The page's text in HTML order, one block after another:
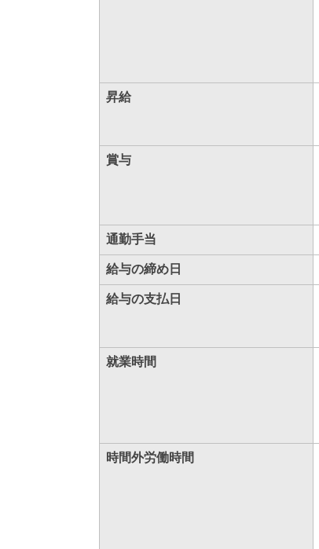
昇給
賞与
通勤手当
給与の締め日
給与の支払日
就業時間
時間外労働時間